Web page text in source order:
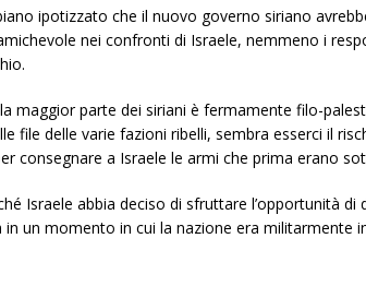
ipotizzato che il nuovo governo siriano
nei confronti di Israele, nemmeno i
maggior parte dei siriani è fermamente filo-
file delle varie fazioni ribelli, sembra esserci il
consegnare a Israele le armi che prima erano
Israele abbia deciso di sfruttare l’opportunità di
in un momento in cui la nazione era militarmente